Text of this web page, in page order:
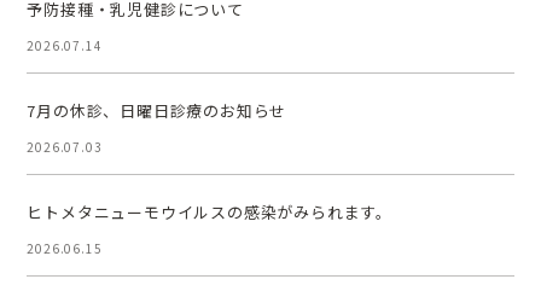
予防接種・乳児健診について
2026.07.14
7月の休診、日曜日診療のお知らせ
2026.07.03
ヒトメタニューモウイルスの感染がみられます。
2026.06.15